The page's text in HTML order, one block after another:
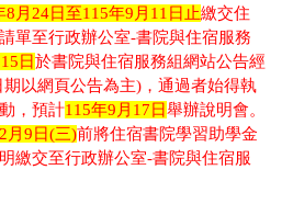
8月24日至115年9月11日止繳交住
單至行政辦公室-書院與住宿服務
日於書院與住宿服務組網站公告經
以網頁公告為主)，通過者始得執
，預計115年9月17日舉辦說明會。
月9日(三)前將住宿書院學習助學金
繳交至行政辦公室-書院與住宿服